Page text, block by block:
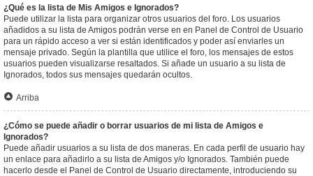
¿Qué es la lista de Mis Amigos e Ignorados?
Puede utilizar la lista para organizar otros usuarios del foro. Los usuarios
añadidos a su lista de Amigos podrán verse en en Panel de Control de Usuario
para un rápido acceso a ver si están identificados y poder así enviarles un
mensaje privado. Según la plantilla que utilice el foro, los mensajes de estos
usuarios pueden visualizarse resaltados. Si añade un usuario a su lista de
Ignorados, todos sus mensajes quedarán ocultos.
Arriba
¿Cómo se puede añadir o borrar usuarios de mi lista de Amigos e
Ignorados?
Puede añadir usuarios a su lista de dos maneras. En cada perfil de usuario hay
un enlace para añadirlo a su lista de Amigos y/o Ignorados. También puede
hacerlo desde el Panel de Control de Usuario directamente, introduciendo su